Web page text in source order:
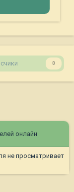
0
онлайн
не просматривает